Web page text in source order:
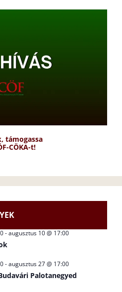
támogassa
CÖKA-t!
-augusztus 10 @ 17:00
-augusztus 27 @ 17:00
Palotanegyed